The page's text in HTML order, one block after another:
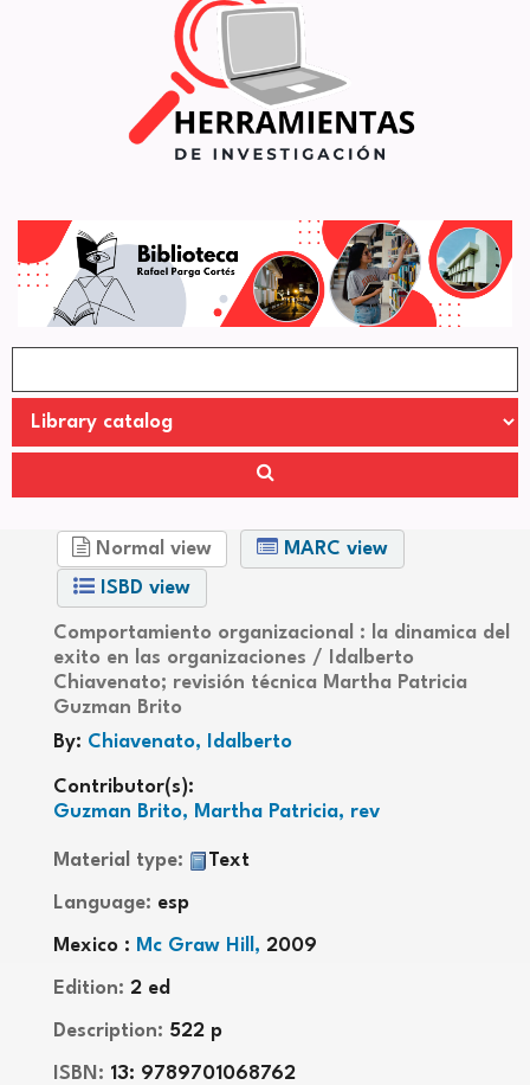
Normal view
MARC view
ISBD view
Comportamiento organizacional : la dinamica del
exito en las organizaciones /
Idalberto
Chiavenato; revisión técnica Martha Patricia
Guzman Brito
By: Chiavenato, Idalberto
Contributor(s):
Guzman Brito, Martha Patricia, rev
Material type: Text
Language: esp
Mexico : Mc Graw Hill, 2009
Edition: 2 ed
Description: 522 p
ISBN: 13: 9789701068762